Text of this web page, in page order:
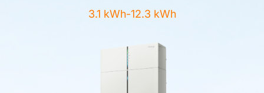
3.1 kWh-12.3 kWh